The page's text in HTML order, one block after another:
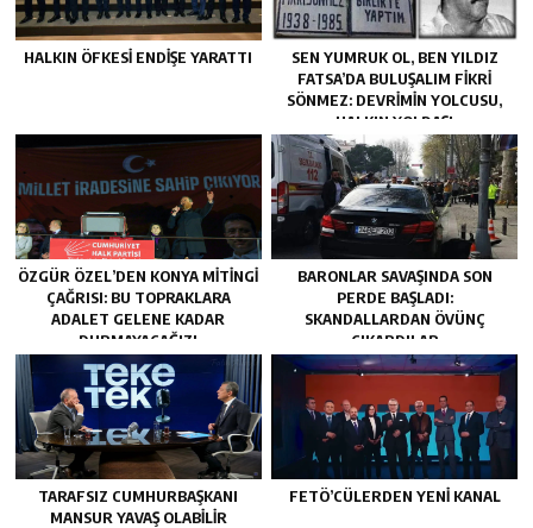
HALKIN ÖFKESI ENDIŞE YARATTI
SEN YUMRUK OL, BEN YILDIZ
FATSA’DA BULUŞALIM FIKRI
SÖNMEZ: DEVRIMIN YOLCUSU,
HALKIN YOLDAŞI
ÖZGÜR ÖZEL’DEN KONYA MITINGI
ÇAĞRISI: BU TOPRAKLARA
ADALET GELENE KADAR
DURMAYACAĞIZ!
BARONLAR SAVAŞINDA SON
PERDE BAŞLADI:
SKANDALLARDAN ÖVÜNÇ
ÇIKARDILAR
TARAFSIZ CUMHURBAŞKANI
MANSUR YAVAŞ OLABİLİR
FETÖ’CÜLERDEN YENI KANAL